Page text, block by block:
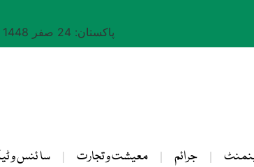
پاکستان: 24 صفر 1448
جرائم معیشت و تجارت سا ئنس و